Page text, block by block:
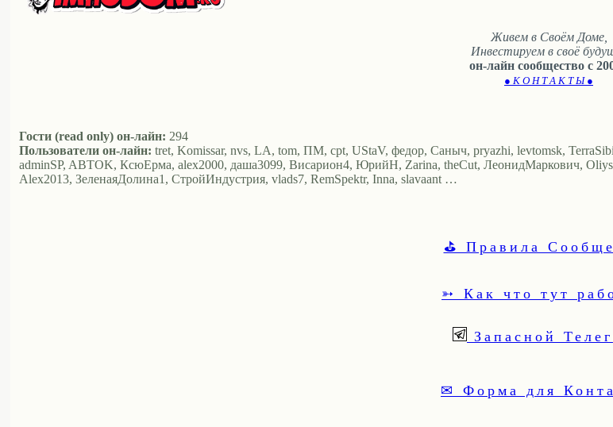
Живем в Своём Доме,
Инвестируем в своё
он-лайн сообщество с
● К О Н Т А К Т Ы ●
Гости (read only) он-лайн: 294
Пользователи он-лайн: tret, Komissar, nvs, LA, tom, ПМ, cpt, UStaV, федор, Саныч, pryazhi, levtomsk,
adminSP, ABTOK, КсюЕрма, alex2000, даша3099, Висариoн4, ЮрийН, Zarina, theCut, ЛеонидМаркович,
Alex2013, ЗеленаяДолина1, СтройИндустрия, vlads7, RemSpektr, Inna, slavaant …
⛳ Правила
➳ Как что тут
Запасной
✉ Форма для